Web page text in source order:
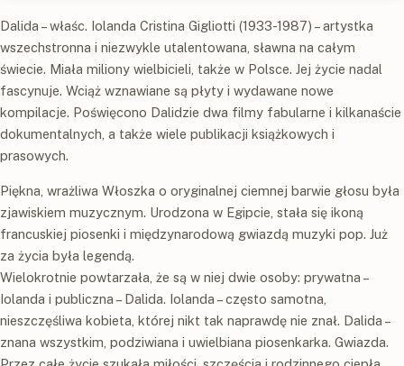
Dalida – właśc. Iolanda Cristina Gigliotti (1933-1987) – artystka
wszechstronna i niezwykle utalentowana, sławna na całym
świecie. Miała miliony wielbicieli, także w Polsce. Jej życie nadal
fascynuje. Wciąż wznawiane są płyty i wydawane nowe
kompilacje. Poświęcono Dalidzie dwa filmy fabularne i kilkanaście
dokumentalnych, a także wiele publikacji książkowych i
prasowych.
Piękna, wrażliwa Włoszka o oryginalnej ciemnej barwie głosu była
zjawiskiem muzycznym. Urodzona w Egipcie, stała się ikoną
francuskiej piosenki i międzynarodową gwiazdą muzyki pop. Już
za życia była legendą.
Wielokrotnie powtarzała, że są w niej dwie osoby: prywatna –
Iolanda i publiczna – Dalida. Iolanda – często samotna,
nieszczęśliwa kobieta, której nikt tak naprawdę nie znał. Dalida –
znana wszystkim, podziwiana i uwielbiana piosenkarka. Gwiazda.